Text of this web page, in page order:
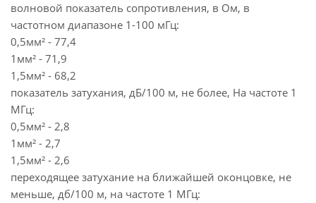
волновой показатель сопротивления, в Ом, в
частотном диапазоне 1-100 мГц:
0,5мм² - 77,4
1мм² - 71,9
1,5мм² - 68,2
показатель затухания, дБ/100 м, не более, На частоте 1
МГц:
0,5мм² - 2,8
1мм² - 2,7
1,5мм² - 2,6
переходящее затухание на ближайшей оконцовке, не
меньше, дб/100 м, на частоте 1 МГц: